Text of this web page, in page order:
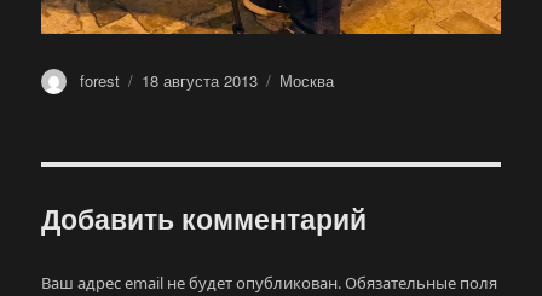
Автор
forest Опубликовано
18 августа 2013 Метки
Москва
Добавить комментарий
Ваш адрес email не будет опубликован.Обязательные поля